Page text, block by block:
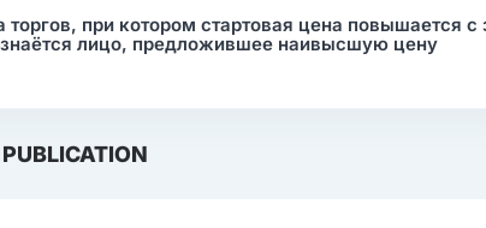
при котором стартовая цена повышается с
лицо, предложившее наивысшую цену
PUBLICATION